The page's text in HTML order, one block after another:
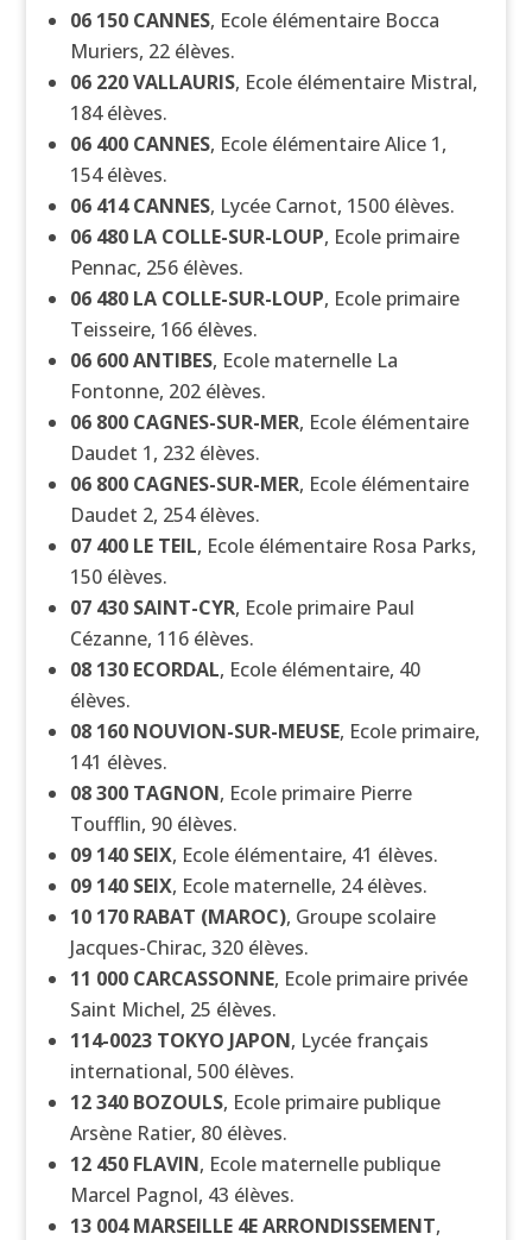
06 150 CANNES, Ecole élémentaire Bocca
Muriers, 22 élèves.
06 220VALLAURIS, Ecole élémentaire Mistral,
184 élèves.
06 400 CANNES, Ecole élémentaire Alice 1,
154 élèves.
06 414CANNES, Lycée Carnot, 1500 élèves.
06 480 LA COLLE-SUR-LOUP, Ecole primaire
Pennac, 256 élèves.
06 480 LA COLLE-SUR-LOUP, Ecole primaire
Teisseire, 166 élèves.
06 600ANTIBES, Ecole maternelle La
Fontonne, 202 élèves.
06 800 CAGNES-SUR-MER, Ecole élémentaire
Daudet 1, 232 élèves.
06 800 CAGNES-SUR-MER, Ecole élémentaire
Daudet 2, 254 élèves.
07 400 LE TEIL, Ecole élémentaire Rosa Parks,
150 élèves.
07 430 SAINT-CYR, Ecole primaire Paul
Cézanne, 116 élèves.
08 130 ECORDAL, Ecole élémentaire, 40
élèves.
08 160 NOUVION-SUR-MEUSE, Ecole primaire,
141 élèves.
08 300 TAGNON, Ecole primaire Pierre
Toufflin, 90 élèves.
09 140 SEIX, Ecole élémentaire, 41 élèves.
09 140 SEIX, Ecole maternelle, 24 élèves.
10 170 RABAT (MAROC), Groupe scolaire
Jacques-Chirac, 320 élèves.
11 000 CARCASSONNE, Ecole primaire privée
Saint Michel, 25 élèves.
114-0023 TOKYO JAPON, Lycée français
international, 500 élèves.
12 340 BOZOULS, Ecole primaire publique
Arsène Ratier, 80 élèves.
12 450 FLAVIN, Ecole maternelle publique
Marcel Pagnol, 43 élèves.
13 004MARSEILLE 4E ARRONDISSEMENT,